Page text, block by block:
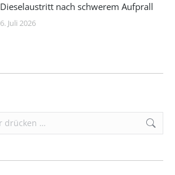
Dieselaustritt nach schwerem Aufprall
6. Juli 2026